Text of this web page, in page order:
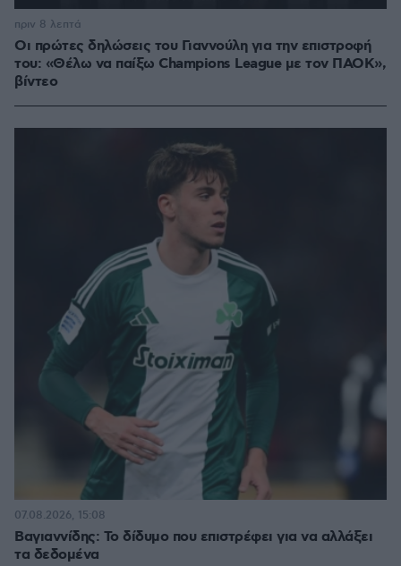
Οι πρώτες δηλώσεις του Γιαννούλη για την επιστροφή
του: «Θέλω να παίξω Champions League με τον ΠΑΟΚ»,
βίντεο
πριν 8 λεπτά
Βαγιαννίδης: Το δίδυμο που επιστρέφει για να αλλάξει
τα δεδομένα
07.08.2026, 15:08